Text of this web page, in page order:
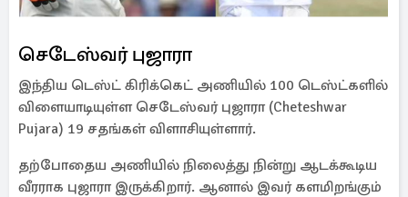
செடேஸ்வர் புஜாரா
இந்திய டெஸ்ட் கிரிக்கெட் அணியில் 100 டெஸ்ட்களில்
விளையாடியுள்ள செடேஸ்வர் புஜாரா (Cheteshwar
Pujara) 19 சதங்கள் விளாசியுள்ளார்.
தற்போதைய அணியில் நிலைத்து நின்று ஆடக்கூடிய
வீரராக புஜாரா இருக்கிறார். ஆனால் இவர் களமிறங்கும்